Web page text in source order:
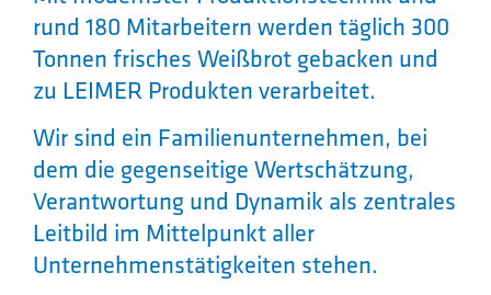
rund 180 Mitarbeitern werden täglich 300
Tonnen frisches Weißbrot gebacken und
zu LEIMER Produkten verarbeitet.
Wir sind ein Familienunternehmen, bei
dem die gegenseitige Wertschätzung,
Verantwortung und Dynamik als zentrales
Leitbild im Mittelpunkt aller
Unternehmenstätigkeiten stehen.